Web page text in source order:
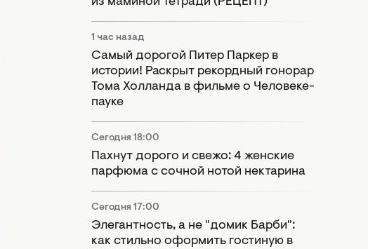
1 час назад
Самый дорогой Питер Паркер в
истории! Раскрыт рекордный гонорар
Тома Холланда в фильме о Человеке-
пауке
Сегодня 18:00
Пахнут дорого и свежо: 4 женские
парфюма с сочной нотой нектарина
Сегодня 17:00
Элегантность, а не "домик Барби":
как стильно оформить гостиную в